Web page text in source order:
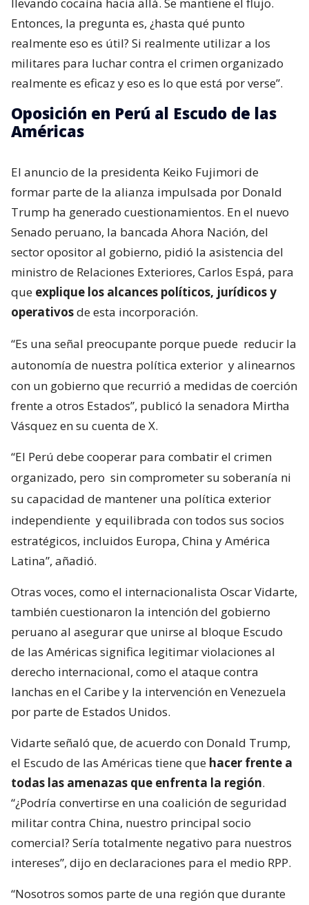
llevando cocaína hacia allá. Se mantiene el flujo.
Entonces, la pregunta es, ¿hasta qué punto
realmente eso es útil? Si realmente utilizar a los
militares para luchar contra el crimen organizado
realmente es eficaz y eso es lo que está por verse”.
Oposición en Perú al Escudo de las
Américas
El anuncio de la presidenta Keiko Fujimori de
formar parte de la alianza impulsada por Donald
Trump ha generado cuestionamientos. En el nuevo
Senado peruano, la bancada Ahora Nación, del
sector opositor al gobierno, pidió la asistencia del
ministro de Relaciones Exteriores, Carlos Espá, para
que explique los alcances políticos, jurídicos y
operativosde esta incorporación.
“Es una señal preocupante porque puede reducir la
autonomía de nuestra política exterior y alinearnos
con un gobierno que recurrió a medidas de coerción
frente a otros Estados”, publicó la senadora Mirtha
Vásquez en su cuenta de X.
“El Perú debe cooperar para combatir el crimen
organizado, pero sin comprometer su soberanía ni
su capacidad de mantener una política exterior
independiente y equilibrada con todos sus socios
estratégicos, incluidos Europa, China y América
Latina”, añadió.
Otras voces, como el internacionalista Oscar Vidarte,
también cuestionaron la intención del gobierno
peruano al asegurar que unirse al bloque Escudo
de las Américas significa legitimar violaciones al
derecho internacional, como el ataque contra
lanchas en el Caribe y la intervención en Venezuela
por parte de Estados Unidos.
Vidarte señaló que, de acuerdo con Donald Trump,
el Escudo de las Américas tiene que hacer frente a
todas las amenazas que enfrenta la región.
“¿Podría convertirse en una coalición de seguridad
militar contra China, nuestro principal socio
comercial? Sería totalmente negativo para nuestros
intereses”, dijo en declaraciones para el medio RPP.
“Nosotros somos parte de una región que durante